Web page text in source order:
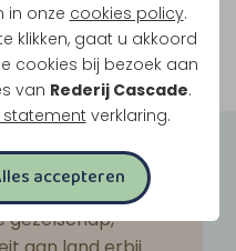
in onze cookies policy.
klikken, gaat u akkoord
cookies bij bezoek aan
van Rederij Cascade.
verklaring.
accepteren
gezelschap,